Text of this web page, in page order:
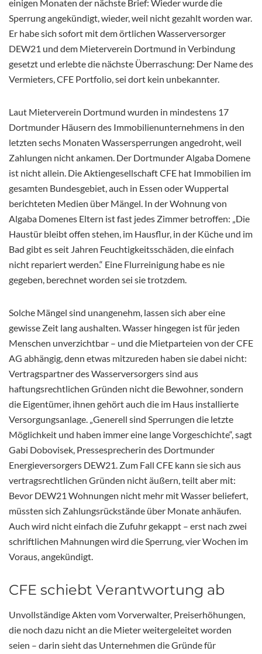
einigen Monaten der nächste Brief: Wieder wurde die
Sperrung angekündigt, wieder, weil nicht gezahlt worden war.
Er habe sich sofort mit dem örtlichen Wasserversorger
DEW21 und dem Mieterverein Dortmund in Verbindung
gesetzt und erlebte die nächste Überraschung: Der Name des
Vermieters, CFE Portfolio, sei dort kein unbekannter.
Laut Mieterverein Dortmund wurden in mindestens 17
Dortmunder Häusern des Immobilienunternehmens in den
letzten sechs Monaten Wassersperrungen angedroht, weil
Zahlungen nicht ankamen. Der Dortmunder Algaba Domene
ist nicht allein. Die Aktiengesellschaft CFE hat Immobilien im
gesamten Bundesgebiet, auch in Essen oder Wuppertal
berichteten Medien über Mängel. In der Wohnung von
Algaba Domenes Eltern ist fast jedes Zimmer betroffen: „Die
Haustür bleibt offen stehen, im Hausflur, in der Küche und im
Bad gibt es seit Jahren Feuchtigkeitsschäden, die einfach
nicht repariert werden.“ Eine Flurreinigung habe es nie
gegeben, berechnet worden sei sie trotzdem.
Solche Mängel sind unangenehm, lassen sich aber eine
gewisse Zeit lang aushalten. Wasser hingegen ist für jeden
Menschen unverzichtbar – und die Mietparteien von der CFE
AG abhängig, denn etwas mitzureden haben sie dabei nicht:
Vertragspartner des Wasserversorgers sind aus
haftungsrechtlichen Gründen nicht die Bewohner, sondern
die Eigentümer, ihnen gehört auch die im Haus installierte
Versorgungsanlage. „Generell sind Sperrungen die letzte
Möglichkeit und haben immer eine lange Vorgeschichte“, sagt
Gabi Dobovisek, Pressesprecherin des Dortmunder
Energieversorgers DEW21. Zum Fall CFE kann sie sich aus
vertragsrechtlichen Gründen nicht äußern, teilt aber mit:
Bevor DEW21 Wohnungen nicht mehr mit Wasser beliefert,
müssten sich Zahlungsrückstände über Monate anhäufen.
Auch wird nicht einfach die Zufuhr gekappt – erst nach zwei
schriftlichen Mahnungen wird die Sperrung, vier Wochen im
Voraus, angekündigt.
CFE schiebt Verantwortung ab
Unvollständige Akten vom Vorverwalter, Preiserhöhungen,
die noch dazu nicht an die Mieter weitergeleitet worden
seien – darin sieht das Unternehmen die Gründe für